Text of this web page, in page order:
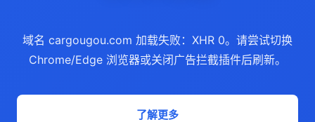
域名 cargougou.com 加载失败：XHR 0。请尝试切换
Chrome/Edge 浏览器或关闭广告拦截插件后刷新。
了解更多